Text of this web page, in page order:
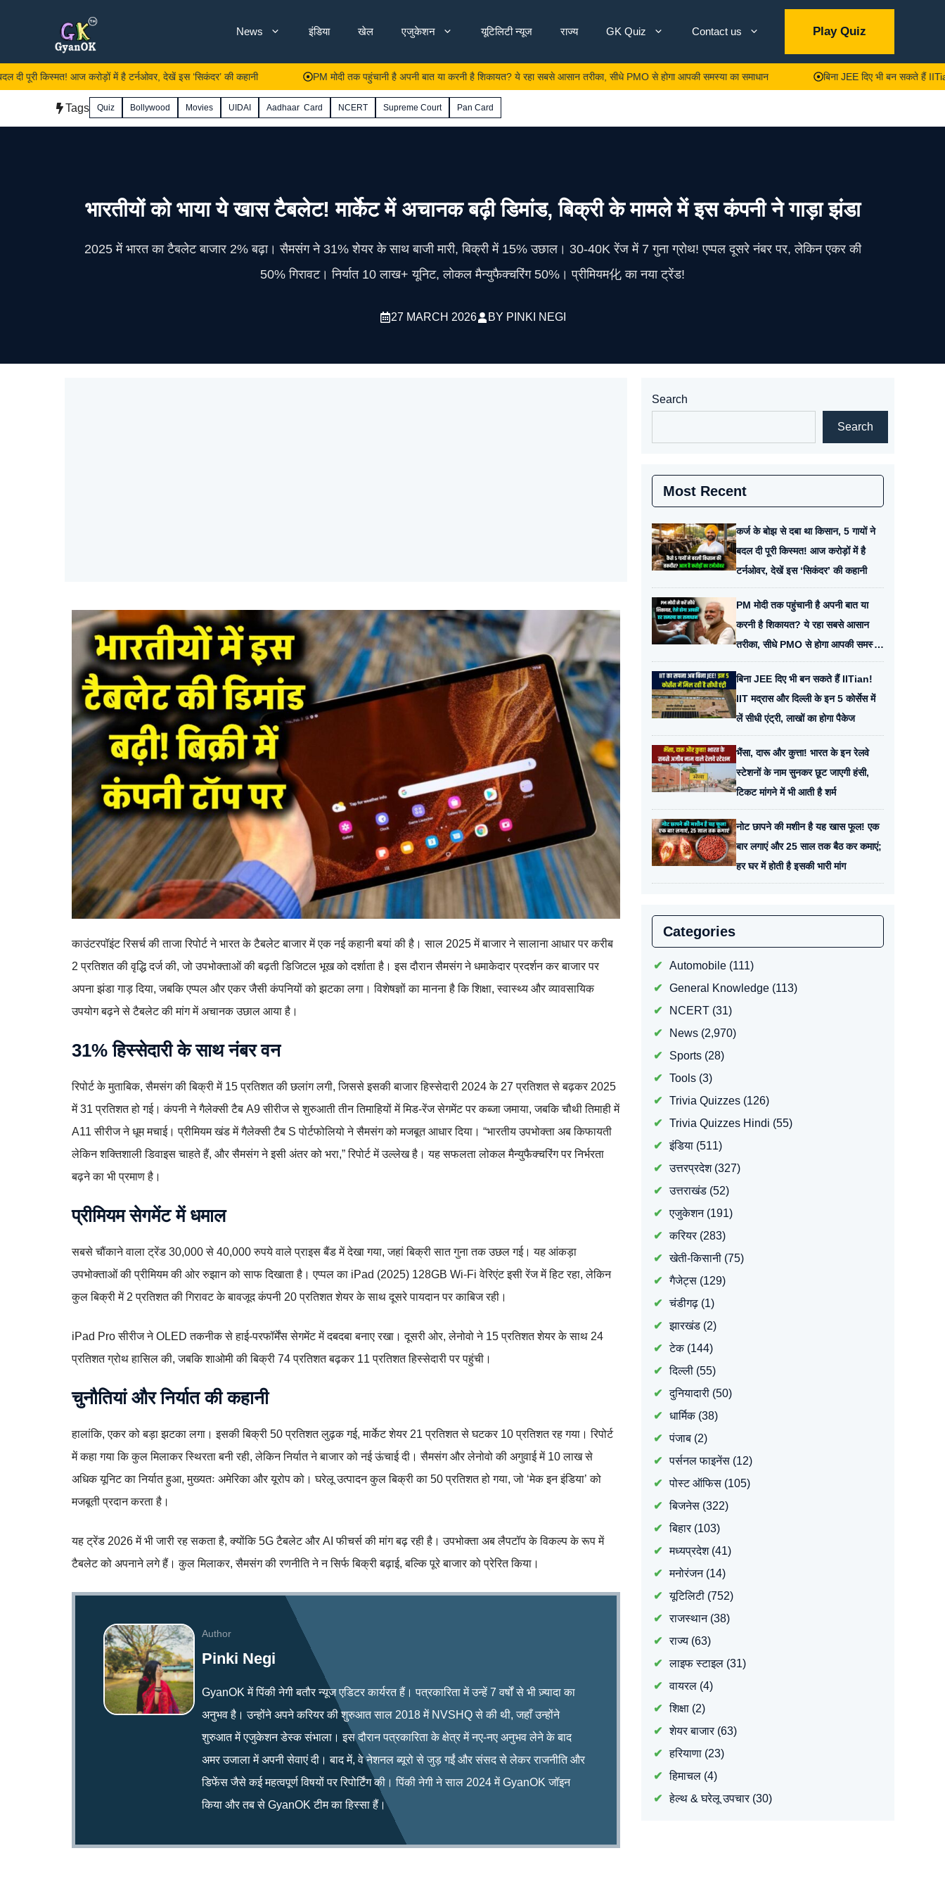
News इंडिया खेल एजुकेशन यूटिलिटी न्यूज राज्य GK Quiz Contact us Play Quiz
आज करोड़ों में है टर्नओवर, देखें इस ‘सिकंदर’ की कहानी PM मोदी तक पहुंचानी है अपनी बात या करनी है शिकायत? ये रहा सबसे आसान तरीका, सीधे PMO से होगा आपकी समस्या का समाधान बिना JEE दिए भी बन सकते हैं IITian! IIT
Tags Quiz Bollywood Movies UIDAI Aadhaar Card NCERT Supreme Court Pan Card
भारतीयों को भाया ये खास टैबलेट! मार्केट में अचानक बढ़ी डिमांड, बिक्री के मामले में इस कंपनी ने गाड़ा झंडा
2025 में भारत का टैबलेट बाजार 2% बढ़ा। सैमसंग ने 31% शेयर के साथ बाजी मारी, बिक्री में 15% उछाल। 30-40K रेंज में 7 गुना ग्रोथ! एप्पल दूसरे नंबर पर, लेकिन एकर की
50% गिरावट। निर्यात 10 लाख+ यूनिट, लोकल मैन्युफैक्चरिंग 50%। प्रीमियम化 का नया ट्रेंड!
27 MARCH 2026 BY PINKI NEGI
काउंटरपॉइंट रिसर्च की ताजा रिपोर्ट ने भारत के टैबलेट बाजार में एक नई कहानी बयां की है। साल 2025 में बाजार ने सालाना आधार पर करीब
2 प्रतिशत की वृद्धि दर्ज की, जो उपभोक्ताओं की बढ़ती डिजिटल भूख को दर्शाता है। इस दौरान सैमसंग ने धमाकेदार प्रदर्शन कर बाजार पर
अपना झंडा गाड़ दिया, जबकि एप्पल और एकर जैसी कंपनियों को झटका लगा। विशेषज्ञों का मानना है कि शिक्षा, स्वास्थ्य और व्यावसायिक
उपयोग बढ़ने से टैबलेट की मांग में अचानक उछाल आया है।
31% हिस्सेदारी के साथ नंबर वन
रिपोर्ट के मुताबिक, सैमसंग की बिक्री में 15 प्रतिशत की छलांग लगी, जिससे इसकी बाजार हिस्सेदारी 2024 के 27 प्रतिशत से बढ़कर 2025
में 31 प्रतिशत हो गई। कंपनी ने गैलेक्सी टैब A9 सीरीज से शुरुआती तीन तिमाहियों में मिड-रेंज सेगमेंट पर कब्जा जमाया, जबकि चौथी तिमाही में
A11 सीरीज ने धूम मचाई। प्रीमियम खंड में गैलेक्सी टैब S पोर्टफोलियो ने सैमसंग को मजबूत आधार दिया। “भारतीय उपभोक्ता अब किफायती
लेकिन शक्तिशाली डिवाइस चाहते हैं, और सैमसंग ने इसी अंतर को भरा,” रिपोर्ट में उल्लेख है। यह सफलता लोकल मैन्युफैक्चरिंग पर निर्भरता
बढ़ने का भी प्रमाण है।
प्रीमियम सेगमेंट में धमाल
सबसे चौंकाने वाला ट्रेंड 30,000 से 40,000 रुपये वाले प्राइस बैंड में देखा गया, जहां बिक्री सात गुना तक उछल गई। यह आंकड़ा
उपभोक्ताओं की प्रीमियम की ओर रुझान को साफ दिखाता है। एप्पल का iPad (2025) 128GB Wi-Fi वेरिएंट इसी रेंज में हिट रहा, लेकिन
कुल बिक्री में 2 प्रतिशत की गिरावट के बावजूद कंपनी 20 प्रतिशत शेयर के साथ दूसरे पायदान पर काबिज रही।
iPad Pro सीरीज ने OLED तकनीक से हाई-परफॉर्मेंस सेगमेंट में दबदबा बनाए रखा। दूसरी ओर, लेनोवो ने 15 प्रतिशत शेयर के साथ 24
प्रतिशत ग्रोथ हासिल की, जबकि शाओमी की बिक्री 74 प्रतिशत बढ़कर 11 प्रतिशत हिस्सेदारी पर पहुंची।
चुनौतियां और निर्यात की कहानी
हालांकि, एकर को बड़ा झटका लगा। इसकी बिक्री 50 प्रतिशत लुढ़क गई, मार्केट शेयर 21 प्रतिशत से घटकर 10 प्रतिशत रह गया। रिपोर्ट
में कहा गया कि कुल मिलाकर स्थिरता बनी रही, लेकिन निर्यात ने बाजार को नई ऊंचाई दी। सैमसंग और लेनोवो की अगुवाई में 10 लाख से
अधिक यूनिट का निर्यात हुआ, मुख्यतः अमेरिका और यूरोप को। घरेलू उत्पादन कुल बिक्री का 50 प्रतिशत हो गया, जो ‘मेक इन इंडिया’ को
मजबूती प्रदान करता है।
यह ट्रेंड 2026 में भी जारी रह सकता है, क्योंकि 5G टैबलेट और AI फीचर्स की मांग बढ़ रही है। उपभोक्ता अब लैपटॉप के विकल्प के रूप में
टैबलेट को अपनाने लगे हैं। कुल मिलाकर, सैमसंग की रणनीति ने न सिर्फ बिक्री बढ़ाई, बल्कि पूरे बाजार को प्रेरित किया।
Author
Pinki Negi
GyanOK में पिंकी नेगी बतौर न्यूज एडिटर कार्यरत हैं। पत्रकारिता में उन्हें 7 वर्षों से भी ज़्यादा का
अनुभव है। उन्होंने अपने करियर की शुरुआत साल 2018 में NVSHQ से की थी, जहाँ उन्होंने
शुरुआत में एजुकेशन डेस्क संभाला। इस दौरान पत्रकारिता के क्षेत्र में नए-नए अनुभव लेने के बाद
अमर उजाला में अपनी सेवाएं दी। बाद में, वे नेशनल ब्यूरो से जुड़ गईं और संसद से लेकर राजनीति और
डिफेंस जैसे कई महत्वपूर्ण विषयों पर रिपोर्टिंग की। पिंकी नेगी ने साल 2024 में GyanOK जॉइन
किया और तब से GyanOK टीम का हिस्सा हैं।
Search
Search
Most Recent
कर्ज के बोझ से दबा था किसान, 5 गायों ने
बदल दी पूरी किस्मत! आज करोड़ों में है
टर्नओवर, देखें इस ‘सिकंदर’ की कहानी
PM मोदी तक पहुंचानी है अपनी बात या
करनी है शिकायत? ये रहा सबसे आसान
तरीका, सीधे PMO से होगा आपकी समस्या
का समाधान
बिना JEE दिए भी बन सकते हैं IITian!
IIT मद्रास और दिल्ली के इन 5 कोर्सेस में
लें सीधी एंट्री, लाखों का होगा पैकेज
भैंसा, दारू और कुत्ता! भारत के इन रेलवे
स्टेशनों के नाम सुनकर छूट जाएगी हंसी,
टिकट मांगने में भी आती है शर्म
नोट छापने की मशीन है यह खास फूल! एक
बार लगाएं और 25 साल तक बैठ कर कमाएं;
हर घर में होती है इसकी भारी मांग
Categories
Automobile(111)
General Knowledge(113)
NCERT(31)
News(2,970)
Sports(28)
Tools(3)
Trivia Quizzes(126)
Trivia Quizzes Hindi (55)
इंडिया(511)
उत्तरप्रदेश(327)
उत्तराखंड(52)
एजुकेशन(191)
करियर(283)
खेती-किसानी(75)
गैजेट्स(129)
चंडीगढ़(1)
झारखंड(2)
टेक(144)
दिल्ली(55)
दुनियादारी(50)
धार्मिक(38)
पंजाब(2)
पर्सनल फाइनेंस(12)
पोस्ट ऑफिस(105)
बिजनेस(322)
बिहार(103)
मध्यप्रदेश(41)
मनोरंजन(14)
यूटिलिटी(752)
राजस्थान(38)
राज्य(63)
लाइफ स्टाइल(31)
वायरल(4)
शिक्षा(2)
शेयर बाजार(63)
हरियाणा(23)
हिमाचल(4)
हेल्थ & घरेलू उपचार(30)